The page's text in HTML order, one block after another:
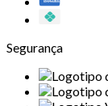
Segurança